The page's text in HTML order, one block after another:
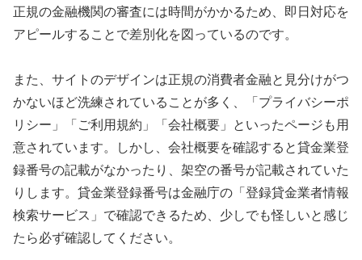
正規の金融機関の審査には時間がかかるため、即日対応を
アピールすることで差別化を図っているのです。
また、サイトのデザインは正規の消費者金融と見分けがつ
かないほど洗練されていることが多く、「プライバシーポ
リシー」「ご利用規約」「会社概要」といったページも用
意されています。しかし、会社概要を確認すると貸金業登
録番号の記載がなかったり、架空の番号が記載されていた
りします。貸金業登録番号は金融庁の「登録貸金業者情報
検索サービス」で確認できるため、少しでも怪しいと感じ
たら必ず確認してください。